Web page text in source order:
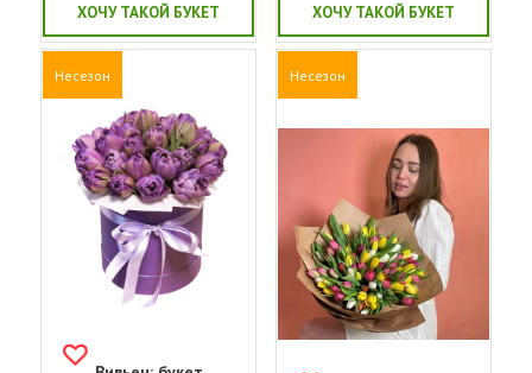
ХОЧУ ТАКОЙ БУКЕТ ХОЧУ ТАКОЙ БУКЕТ
Несезон Несезон